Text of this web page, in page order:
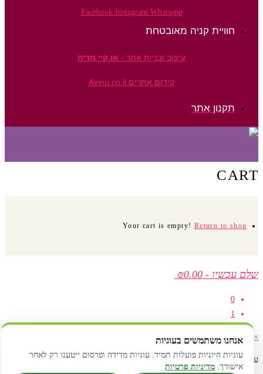
Facebook Instagram Whatsapp
חוויית קניה מאובטחת
עיצוב ובניית אתר -או.קיי מדיה
קידום אתרים Avinu.co.il
תקנון אתר
CART
Your cart is empty!Return to shop
שלם עכשיו -
₪0.00
0
1
×
עגלת קניות
אנחנו משתמשים בעוגיות
עוגיות חיוניות פועלות תמיד. עוגיות מדידה ופרסום ייטענו רק לאחר
אישורך. מדיניות פרטיות